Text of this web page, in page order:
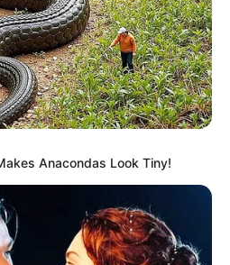
Anacondas Look Tiny!